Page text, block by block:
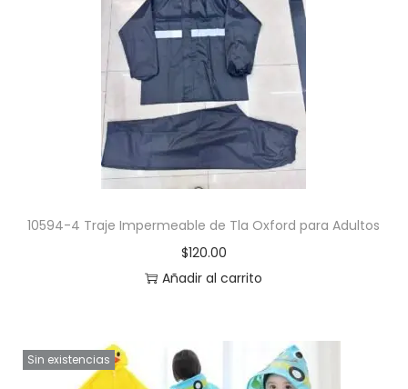
10594-4 Traje Impermeable de Tla Oxford para Adultos
$120.00
Añadir al carrito
Sin existencias